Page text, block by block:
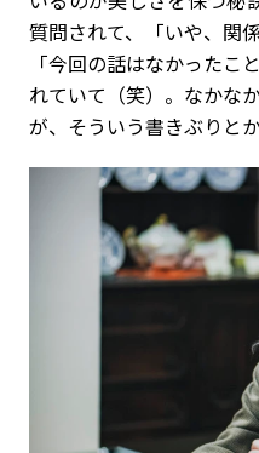
質問されて、「いや、関
「今回の話はなかったこ
れていて（笑）。なかな
が、そういう書きぶりと